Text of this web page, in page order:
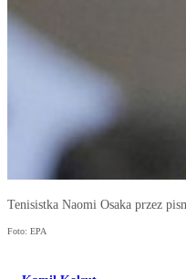
Tenisistka Naomi Osaka przez
Foto: EPA